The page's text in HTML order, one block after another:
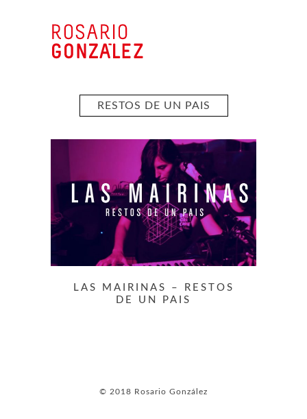
RESTOS DE UN PAIS
LAS MAIRINAS – RESTOS
DE UN PAIS
© 2018 Rosario González